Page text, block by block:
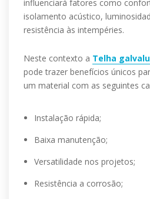
influenciará fatores como
isolamento acústico,
resistência às intempéries.
Neste contexto a Telha
pode trazer benefícios únicos
um material com as seguintes
Instalação rápida;
Baixa manutenção;
Versatilidade nos projetos;
Resistência a corrosão;